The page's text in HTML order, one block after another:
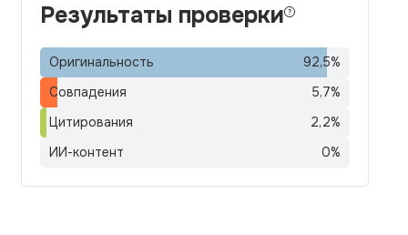
Результаты проверки
Оригинальность 92,5%
Совпадения
5,7%
Цитирования
2,2%
ИИ-контент
0%